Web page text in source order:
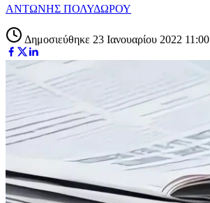
ΑΝΤΩΝΗΣ ΠΟΛΥΔΩΡΟΥ
Δημοσιεύθηκε 23 Ιανουαρίου 2022 11:00